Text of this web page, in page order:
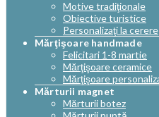
Motive tradiţionale
Obiective turistice
Personalizaţi la cerere
Mărţişoare handmade
Felicitari 1-8 martie
Mărţişoare ceramice
Mărţişoare
Mărturii magnet
Mărturii botez